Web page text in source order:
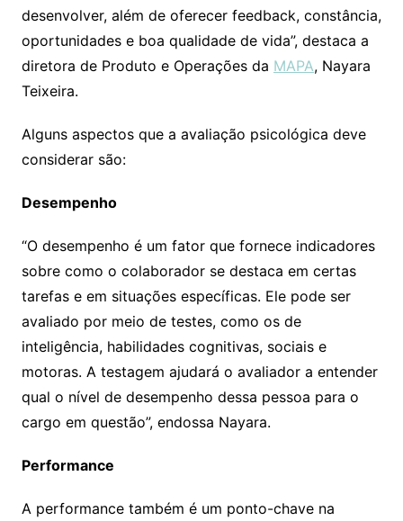
desenvolver, além de oferecer feedback, constância,
oportunidades e boa qualidade de vida”, destaca a
diretora de Produto e Operações da MAPA, Nayara
Teixeira.
Alguns aspectos que a avaliação psicológica deve
considerar são:
Desempenho
“O desempenho é um fator que fornece indicadores
sobre como o colaborador se destaca em certas
tarefas e em situações específicas. Ele pode ser
avaliado por meio de testes, como os de
inteligência, habilidades cognitivas, sociais e
motoras. A testagem ajudará o avaliador a entender
qual o nível de desempenho dessa pessoa para o
cargo em questão”, endossa Nayara.
Performance
A performance também é um ponto-chave na